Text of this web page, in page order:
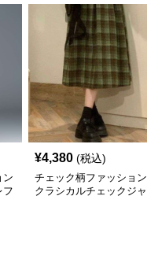
ン
フ
¥4,380 (税込)
チェック柄ファッション
クラシカルチェックジャ